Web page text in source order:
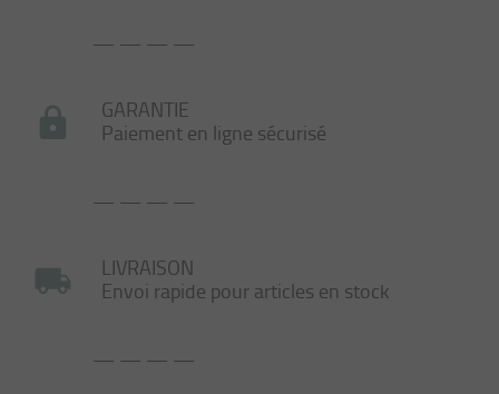
— — — —
GARANTIE
Paiement en ligne sécurisé
— — — —
LIVRAISON
Envoi rapide pour articles en stock
— — — —